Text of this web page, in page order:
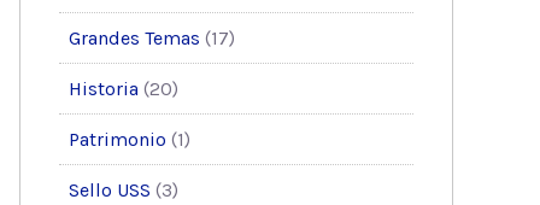
Grandes Temas (17)
Historia (20)
Patrimonio (1)
Sello USS (3)